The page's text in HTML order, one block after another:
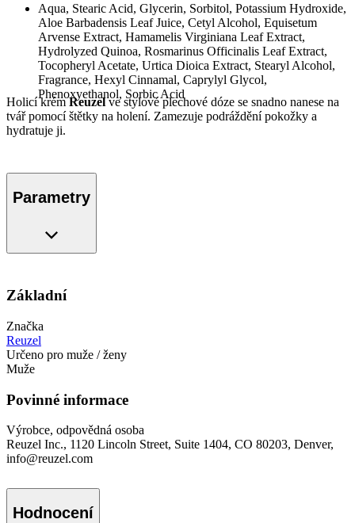
Aqua, Stearic Acid, Glycerin, Sorbitol, Potassium Hydroxide,
Aloe Barbadensis Leaf Juice, Cetyl Alcohol, Equisetum
Arvense Extract, Hamamelis Virginiana Leaf Extract,
Hydrolyzed Quinoa, Rosmarinus Officinalis Leaf Extract,
Tocopheryl Acetate, Urtica Dioica Extract, Stearyl Alcohol,
Fragrance, Hexyl Cinnamal, Caprylyl Glycol,
Phenoxyethanol, Sorbic Acid
Holicí krémReuzelve stylové plechové dóze se snadno nanese na
tvář pomocí štětky na holení. Zamezuje podráždění pokožky a
hydratuje ji.
Parametry
Základní
Značka
Reuzel
Určeno pro muže / ženy
Muže
Povinné informace
Výrobce, odpovědná osoba
Reuzel Inc., 1120 Lincoln Street, Suite 1404, CO 80203, Denver,
info@reuzel.com
Hodnocení